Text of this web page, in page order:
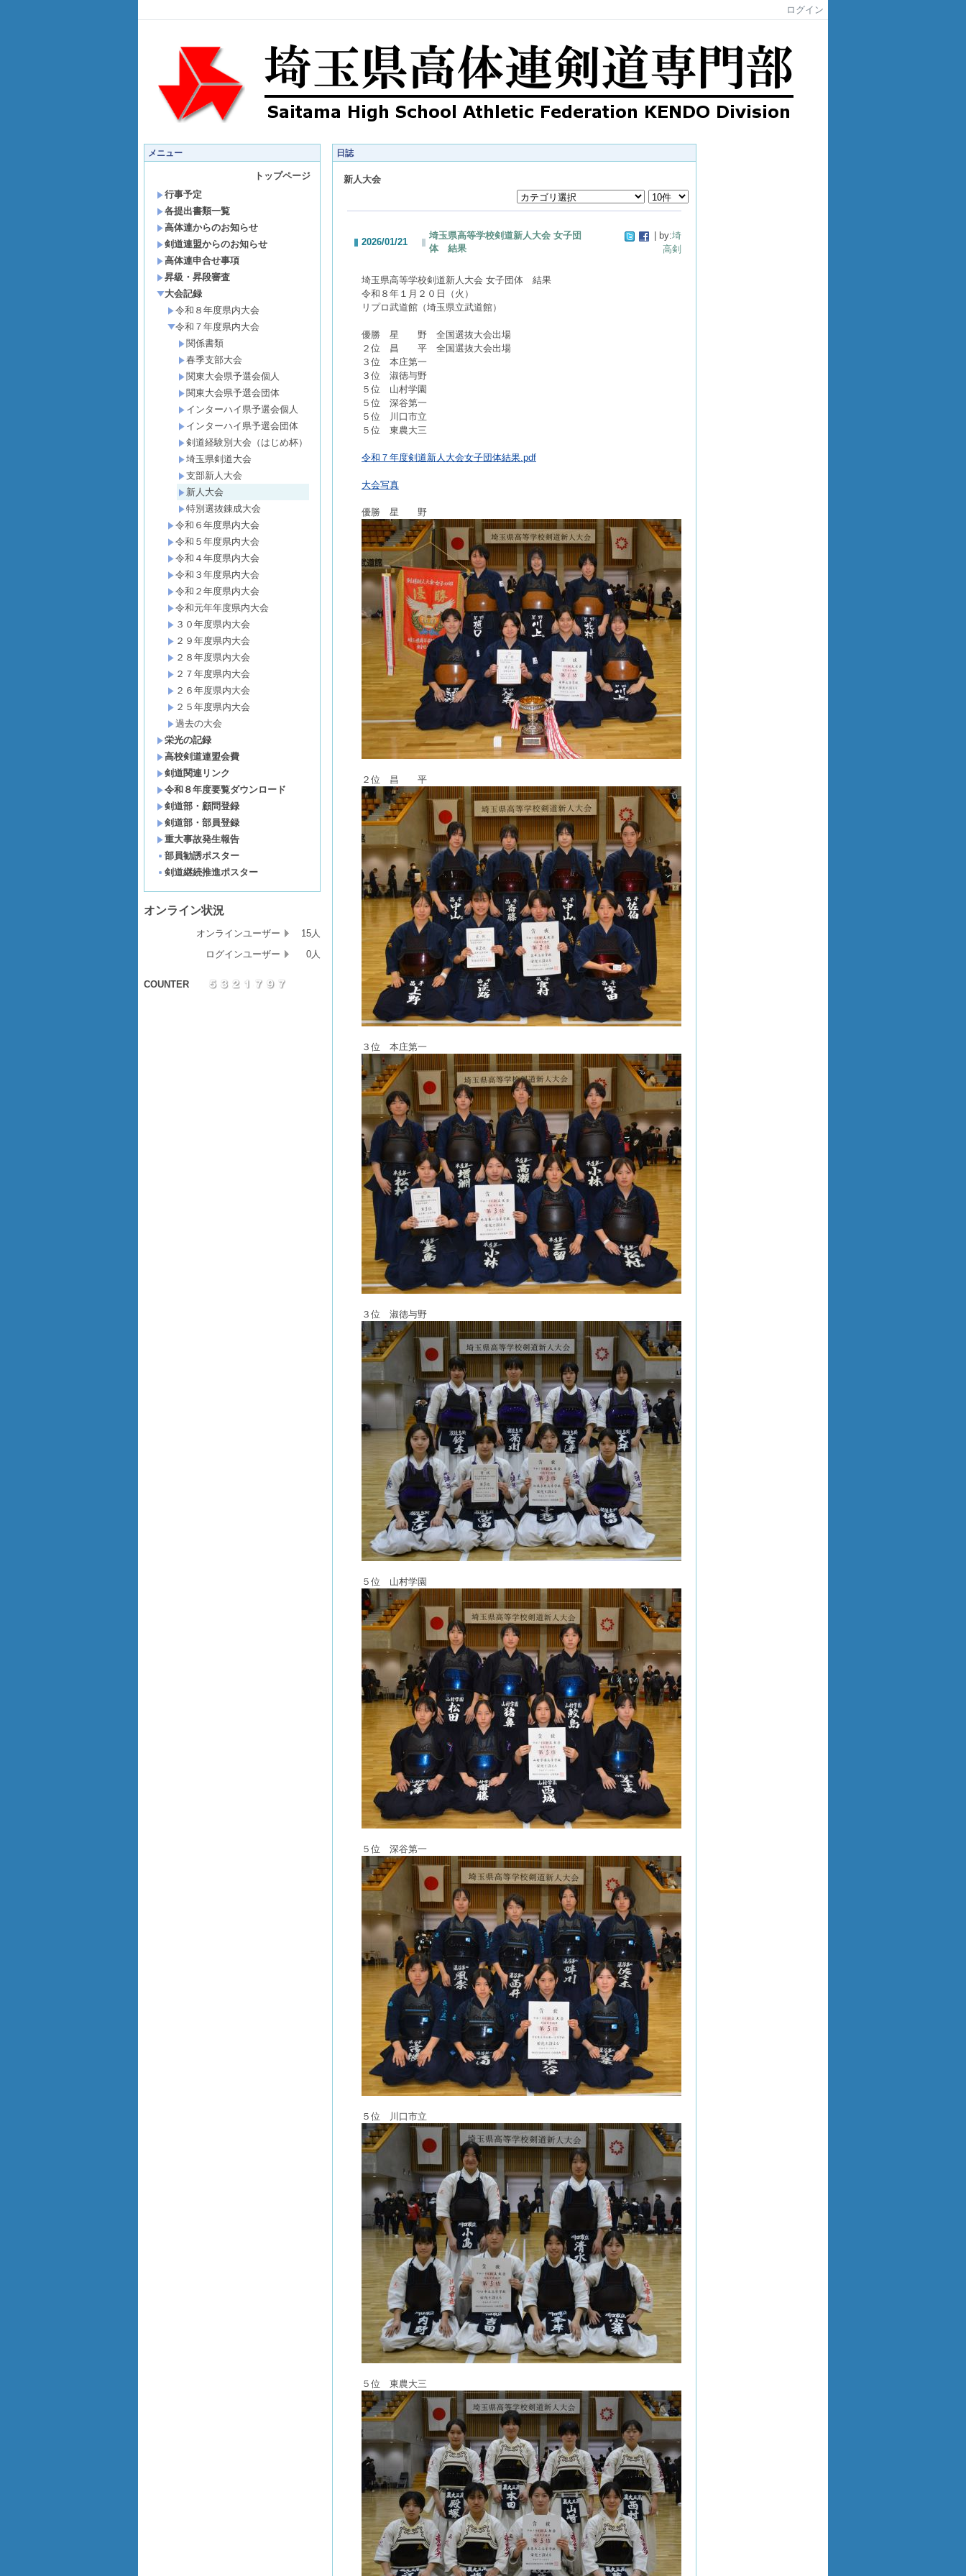
ログイン
メニュー
トップページ
行事予定
各提出書類一覧
高体連からのお知らせ
剣道連盟からのお知らせ
高体連申合せ事項
昇級・昇段審査
大会記録
令和８年度県内大会
令和７年度県内大会
関係書類
春季支部大会
関東大会県予選会個人
関東大会県予選会団体
インターハイ県予選会個人
インターハイ県予選会団体
剣道経験別大会（はじめ杯）
埼玉県剣道大会
支部新人大会
新人大会
特別選抜錬成大会
令和６年度県内大会
令和５年度県内大会
令和４年度県内大会
令和３年度県内大会
令和２年度県内大会
令和元年年度県内大会
３０年度県内大会
２９年度県内大会
２８年度県内大会
２７年度県内大会
２６年度県内大会
２５年度県内大会
過去の大会
栄光の記録
高校剣道連盟会費
剣道関連リンク
令和８年度要覧ダウンロード
剣道部・顧問登録
剣道部・部員登録
重大事故発生報告
部員勧誘ポスター
剣道継続推進ポスター
オンライン状況
オンラインユーザー
15人
ログインユーザー
0人
COUNTER
日誌
新人大会
2026/01/21
埼玉県高等学校剣道新人大会 女子団
体 結果
| by:埼
高剣
埼玉県高等学校剣道新人大会 女子団体 結果
令和８年１月２０日（火）
リプロ武道館（埼玉県立武道館）
優勝 星 野 全国選抜大会出場
２位 昌 平 全国選抜大会出場
３位 本庄第一
３位 淑徳与野
５位 山村学園
５位 深谷第一
５位 川口市立
５位 東農大三
令和７年度剣道新人大会女子団体結果.pdf
大会写真
優勝 星 野
２位 昌 平
３位 本庄第一
３位 淑徳与野
５位 山村学園
５位 深谷第一
５位 川口市立
５位 東農大三